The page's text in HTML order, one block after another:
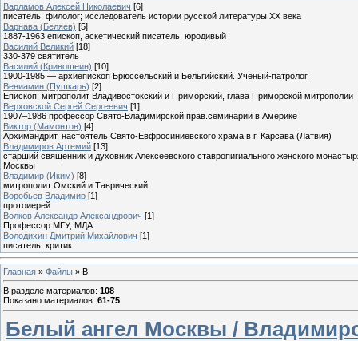
Варламов Алексей Николаевич [6]
писатель, филолог; исследователь истории русской литературы XX века
Варнава (Беляев) [5]
1887-1963 епископ, аскетический писатель, юродивый
Василий Великий [18]
330-379 святитель
Василий (Кривошеин) [10]
1900-1985 — архиепископ Брюссельский и Бельгийский. Учёный-патролог.
Вениамин (Пушкарь) [2]
Епископ; митрополит Владивостокский и Приморский, глава Приморской митрополии
Верховской Сергей Сергеевич [1]
1907–1986 профессор Свято-Владимирской прав.семинарии в Америке
Виктор (Мамонтов) [4]
Архимандрит, настоятель Свято-Евфросиниевского храма в г. Карсава (Латвия)
Владимиров Артемий [13]
старший священник и духовник Алексеевского ставропигиального женского
Москвы
Владимир (Иким) [8]
митрополит Омский и Таврический
Воробьев Владимир [1]
протоиерей
Волков Александр Александрович [1]
Профессор МГУ, МДА
Володихин Дмитрий Михайлович [1]
писатель, критик
Главная » Файлы » В
В разделе материалов: 108
Показано материалов: 61-75
Белый ангел Москвы /